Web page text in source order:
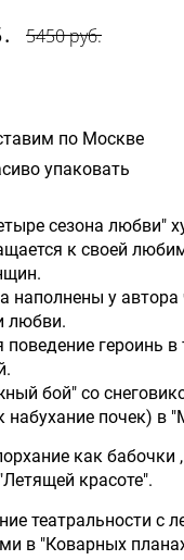
5450 руб.
по Москве
упаковать
сезона любви"
к своей
наполнены у автора
любви.
поведение героинь в
бой" со
набухание почек) в
как бабочки
красоте".
театральности с
в "Коварных